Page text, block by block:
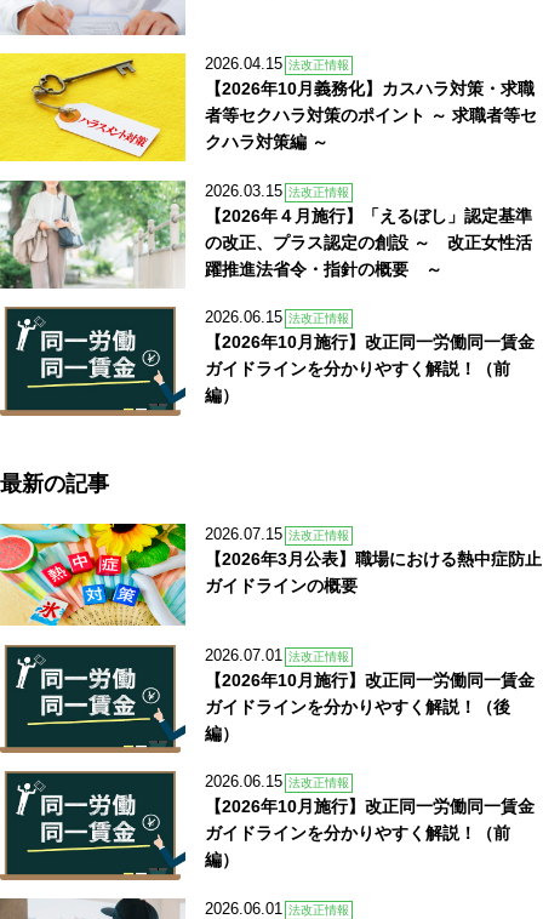
2026.04.15 法改正情報
【2026年10月義務化】カスハラ対策・求職
者等セクハラ対策のポイント ～ 求職者等セ
クハラ対策編 ～
2026.03.15 法改正情報
【2026年４月施行】「えるぼし」認定基準
の改正、プラス認定の創設 ～ 改正女性活
躍推進法省令・指針の概要 ～
2026.06.15 法改正情報
【2026年10月施行】改正同一労働同一賃金
ガイドラインを分かりやすく解説！（前
編）
最新の記事
2026.07.15 法改正情報
【2026年3月公表】職場における熱中症防止
ガイドラインの概要
2026.07.01 法改正情報
【2026年10月施行】改正同一労働同一賃金
ガイドラインを分かりやすく解説！（後
編）
2026.06.15 法改正情報
【2026年10月施行】改正同一労働同一賃金
ガイドラインを分かりやすく解説！（前
編）
2026.06.01 法改正情報